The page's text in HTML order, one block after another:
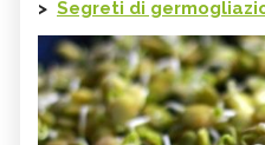
> Segreti di